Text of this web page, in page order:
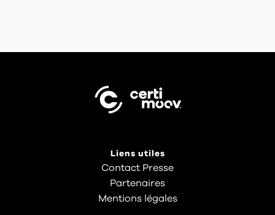
Liens utiles
Contact Presse
Partenaires
Mentions légales